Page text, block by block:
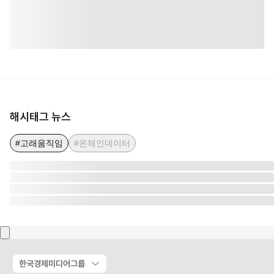
해시태그 뉴스
#고래움직임 #온체인데이터
한국경제미디어그룹